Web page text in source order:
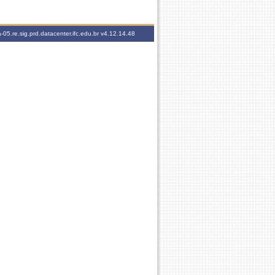
05.re.sig.prd.datacenter.ifc.edu.brv4.12.14.48